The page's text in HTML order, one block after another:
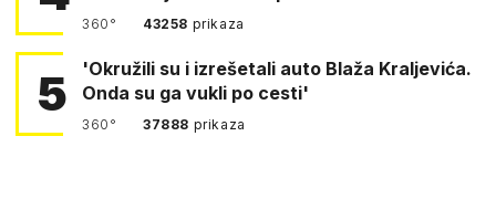
360° 43258 prikaza
5
'Okružili su i izrešetali auto Blaža Kraljevića.
Onda su ga vukli po cesti'
360° 37888 prikaza